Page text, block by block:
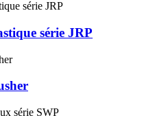
série JRP